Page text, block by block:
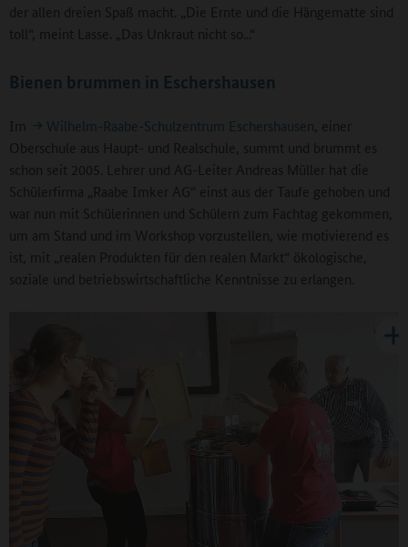
der allen dreien Spaß macht. „Die Ernte und die Hängematte sind
toll“, meint Lasse. „Das Unkraut nicht so...“
Bienen brummen in Eschershausen
Im Wilhelm-Raabe-Schulzentrum Eschershausen , einer
Oberschule aus Haupt- und Realschule, summt und brummt es
schon seit 2005. Lehrer und AG-Leiter Andreas Müller hat die
Schülerfirma „Raabe Imker AG“ einst aus der Taufe gehoben und
war nun mit Schülerinnen und Schülern zum Fachtag gekommen,
um am Stand und im Workshop vorzustellen, wie motivierend es
ist, mit „realen Produkten für den realen Markt“ ökologische,
soziale und betriebswirtschaftliche Kenntnisse zu erlangen.